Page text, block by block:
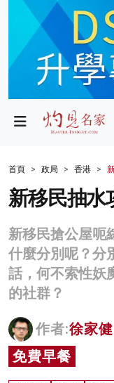
政局
財經
生活
商業
科技
名家榜
灼見活動
首頁 政局 香港
新移民抽水
新移民搶公屋呃
什麼分別呢？分
話，何不索性妖
的社群？
作者:徐家健
免費早餐